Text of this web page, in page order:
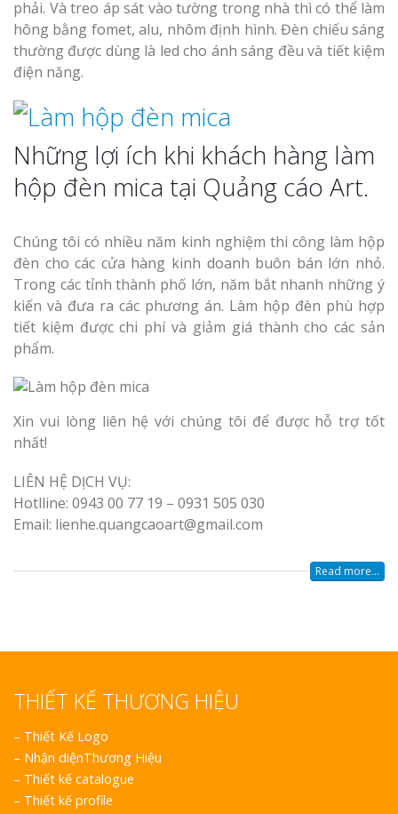
phải. Và treo áp sát vào tường trong nhà thì có thể làm
hông bằng fomet, alu, nhôm định hình. Đèn chiếu sáng
thường được dùng là led cho ánh sáng đều và tiết kiệm
điện năng.
Những lợi ích khi khách hàng làm
hộp đèn mica tại Quảng cáo Art.
Chúng tôi có nhiều năm kinh nghiệm thi công làm hộp
đèn cho các cửa hàng kinh doanh buôn bán lớn nhỏ.
Trong các tỉnh thành phố lớn, năm bắt nhanh những ý
kiến và đưa ra các phương án. Làm hộp đèn phù hợp
tiết kiệm được chi phí và giảm giá thành cho các sản
phẩm.
Xin vui lòng liên hệ với chúng tôi để được hỗ trợ tốt
nhất!
LIÊN HỆ DỊCH VỤ:
Hotlline: 0943 00 77 19 – 0931 505 030
Email: lienhe.quangcaoart@gmail.com
Read more...
THIẾT KẾ THƯƠNG HIỆU
– Thiết Kế Logo
– Nhận diệnThương Hiệu
– Thiết kế catalogue
– Thiết kế profile